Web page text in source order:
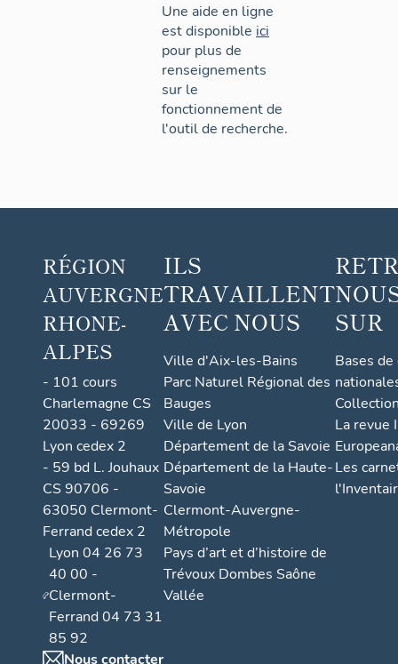
Une aide en ligne
est disponible ici
pour plus de
renseignements
sur le
fonctionnement de
l'outil de recherche.
RÉGION
AUVERGNE
RHONE-
ALPES
- 101 cours
Charlemagne CS
20033 - 69269
Lyon cedex 2
- 59 bd L. Jouhaux
CS 90706 -
63050 Clermont-
Ferrand cedex 2
Lyon 04 26 73
40 00 -
Clermont-
Ferrand 04 73 31
85 92
Nous contacter
ILS
TRAVAILLENT
AVEC NOUS
Ville d'Aix-les-Bains
Parc Naturel Régional des
Bauges
Ville de Lyon
Département de la Savoie
Département de la Haute-
Savoie
Clermont-Auvergne-
Métropole
Pays d’art et d’histoire de
Trévoux Dombes Saône
Vallée
SUR
Bases
La revue
Les